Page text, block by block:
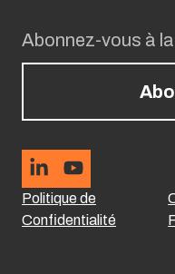
Abonnez-vous à
Politique de
Confidentialité